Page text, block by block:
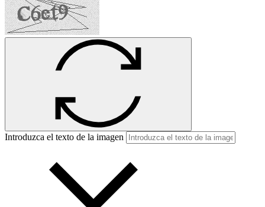
Introduzca el texto de la imagen